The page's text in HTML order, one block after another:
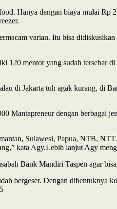
Hanya dengan biaya mulai
varian. Itu bisa
mentor yang sudah tersebar
di Jakarta tuh agak kurang, di
Mantapreneur dengan
Sulawesi, Papua, NTB,
kata Agy.Lebih lanjut Agy
Bank Mandiri Taspen agar
bergeser. Dengan dibentuknya